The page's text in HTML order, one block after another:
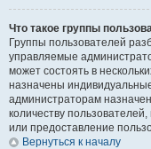
Что такое группы
Группы пользователей
управляемые
может состоять в
назначены
администраторам
количеству
или предоставление
Вернуться к началу